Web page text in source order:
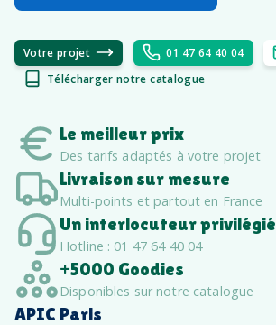
Votre projet 01 47 64 40 04
Télécharger notre catalogue
Le meilleur prix
Des tarifs adaptés à votre projet
Livraison sur mesure
Multi-points et partout en France
Un interlocuteur privilégié
Hotline : 01 47 64 40 04
+5000 Goodies
Disponibles sur notre catalogue
APIC Paris